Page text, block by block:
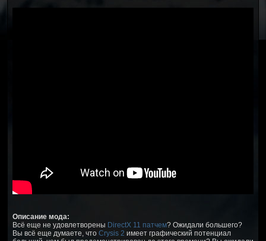
Описание мода:
Всё еще не удовлетворены DirectX 11 патчем? Ожидали большего?
Вы всё еще думаете, что Crysis 2 имеет графический потенциал